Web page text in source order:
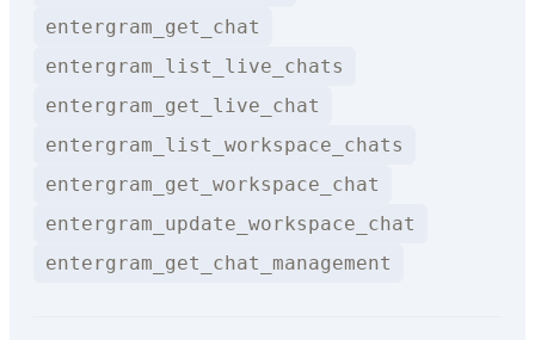
entergram_get_chat
entergram_list_live_chats
entergram_get_live_chat
entergram_list_workspace_chats
entergram_get_workspace_chat
entergram_update_workspace_chat
entergram_get_chat_management